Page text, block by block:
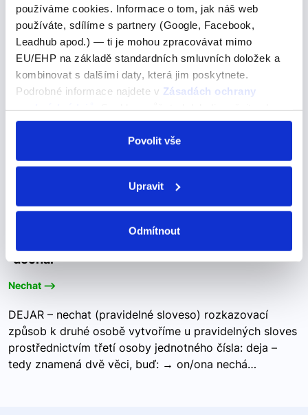
používáme cookies. Informace o tom, jak náš web
používáte, sdílíme s partnery (Google, Facebook,
Leadhub apod.) — ti je mohou zpracovávat mimo
EU/EHP na základě standardních smluvních doložek a
kombinovat s dalšími daty, která jim poskytnete.
Podrobné informace najdete v Zásadách ochrany
odvolat v nastavení cookies, případně se obrátit na
Povolit vše
Upravit
Odmítnout
"almorsar"
"almorsar"
ALMORZAR – obědvat (O → UE) almuerzo – obědvám
obědváme almorzáis – obědváte almuerzan – obědvají
"dechar"
"dechar"
Nechat -->
DEJAR – nechat (pravidelné sloveso) rozkazovací
způsob k druhé osobě vytvoříme u pravidelných sloves
prostřednictvím třetí osoby jednotného čísla: deja –
tedy znamená dvě věci, buď: → on/ona nechá…